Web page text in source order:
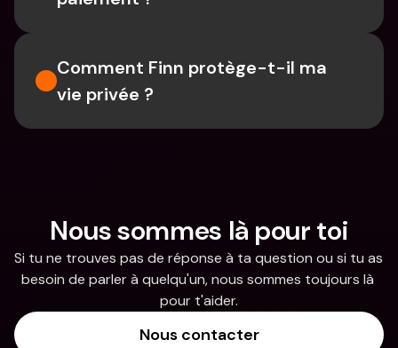
Comment Finn protège-t-il ma
vie privée ?
Nous sommes là pour toi
Si tu ne trouves pas de réponse à ta question ou si tu as
besoin de parler à quelqu'un, nous sommes toujours là
pour t'aider.
Nous contacter